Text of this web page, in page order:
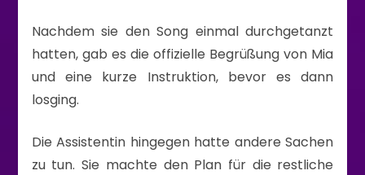
Nachdem sie den Song einmal durchgetanzt
hatten, gab es die offizielle Begrüßung von Mia
und eine kurze Instruktion, bevor es dann
losging.
Die Assistentin hingegen hatte andere Sachen
zu tun. Sie machte den Plan für die restliche